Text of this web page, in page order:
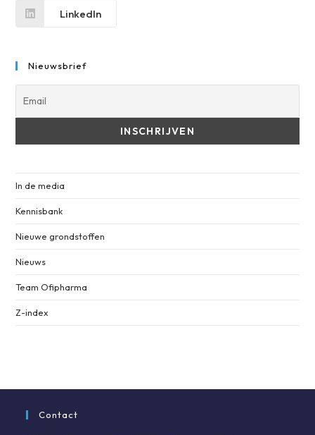
LinkedIn
Nieuwsbrief
In de media
Kennisbank
Nieuwe grondstoffen
Nieuws
Team Ofipharma
Z-index
Contact